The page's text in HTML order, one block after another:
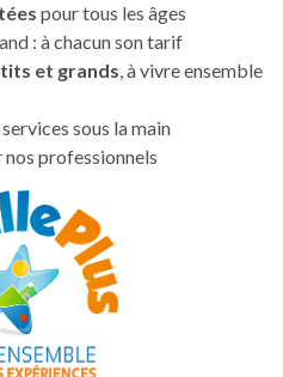
pour tous les âges
: à chacun son tarif
et grands, à vivre ensemble
sous la main
nos professionnels